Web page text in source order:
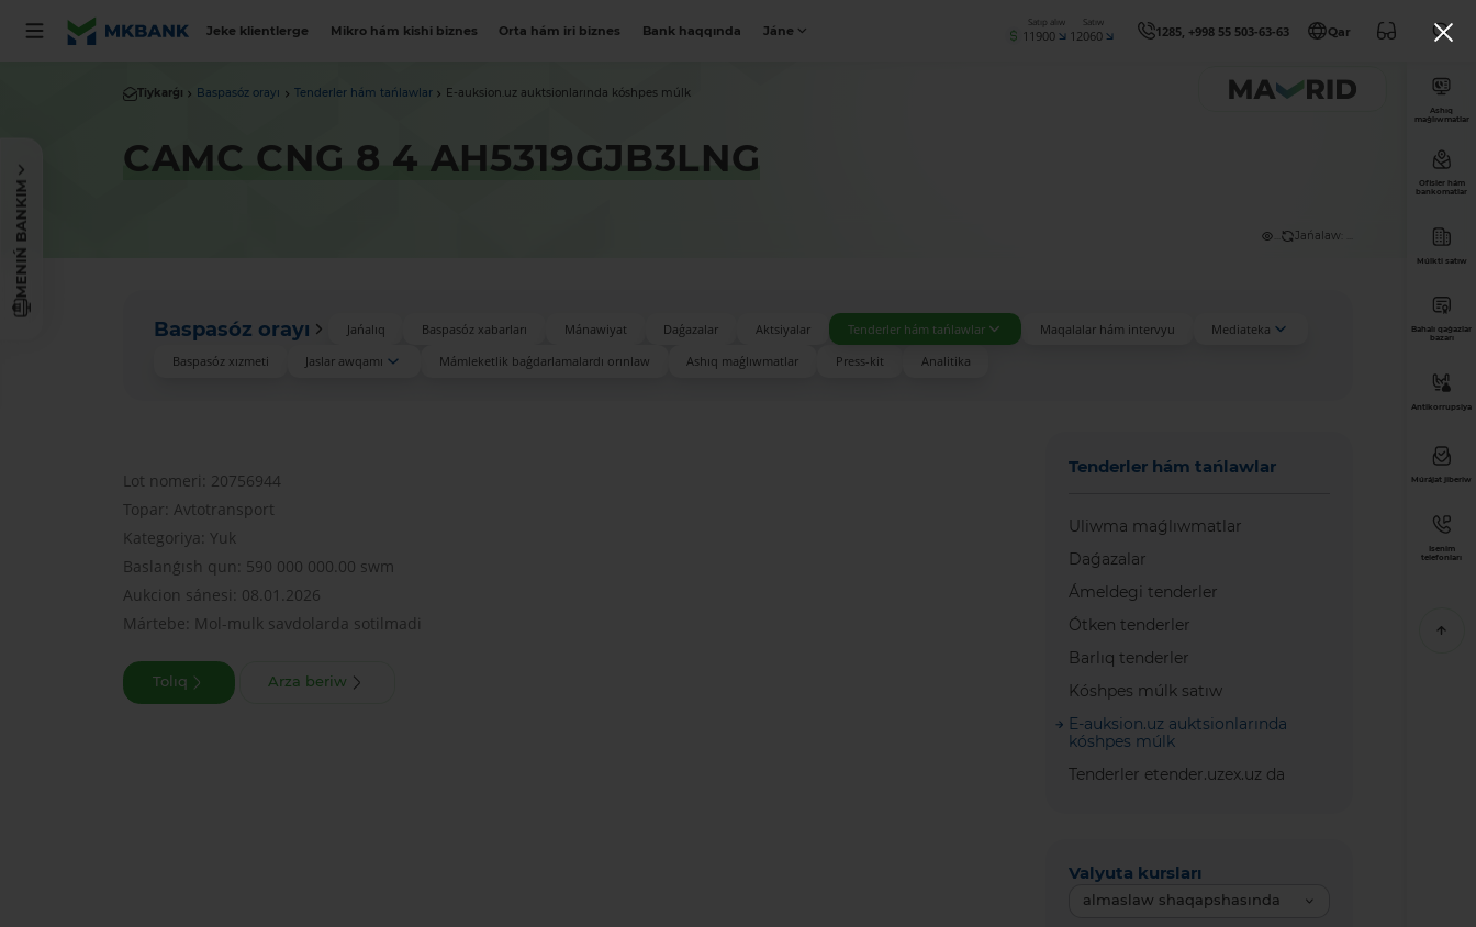
Jeke klientlerge Mikro hám kishi biznes Orta hám iri biznes Bank haqqında Jáne
Satıp alıw
11900
Satıw
12060 1285, +998 55 503-63-63 Qar
MENIŃ BANKIM
Tiykarǵı Baspasóz orayı Tenderler hám tańlawlar E-auksion.uz auktsionlarında kóshpes múlk
CAMC CNG 8 4 AH5319GJB3LNG
Jańalaw: ...
Baspasóz orayı Jańalıq Baspasóz xabarları Mánawiyat Daǵazalar Aktsiyalar Tenderler hám tańlawlar Maqalalar hám intervyu
Mediateka
Baspasóz xızmeti
Jaslar awqamı Mámleketlik baǵdarlamalardı orınlaw Ashıq maǵlıwmatlar Press-kit Analitika
Lot nomeri: 20756944
Topar: Avtotransport
Kategoriya: Yuk
Baslanǵısh qun: 590 000 000.00 swm
Aukcion sánesi: 08.01.2026
Mártebe: Mol-mulk savdolarda sotilmadi
Tolıq Arza beriw
Tenderler hám tańlawlar
Uliwma maǵlıwmatlar
Daǵazalar
Ámeldegi tenderler
Ótken tenderler
Barlıq tenderler
Kóshpes múlk satıw
E-auksion.uz auktsionlarında
kóshpes múlk
Tenderler etender.uzex.uz da
Valyuta kursları
almaslaw shaqapshasında
Ashıq
maǵlıwmatlar
Ofisler hám
bankomatlar
Múlkti satıw
Bahalı qaǵazlar
bazarı
Antikorrupsiya
Múrájat jiberiw
Isenim
telefonları